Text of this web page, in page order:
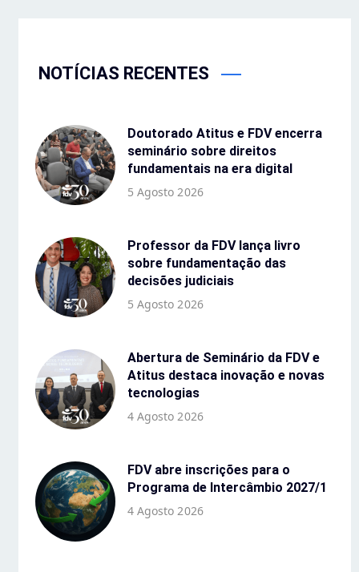
NOTÍCIAS RECENTES
Doutorado Atitus e FDV encerra
seminário sobre direitos
fundamentais na era digital
5 Agosto 2026
Professor da FDV lança livro
sobre fundamentação das
decisões judiciais
5 Agosto 2026
Abertura de Seminário da FDV e
Atitus destaca inovação e novas
tecnologias
4 Agosto 2026
FDV abre inscrições para o
Programa de Intercâmbio 2027/1
4 Agosto 2026